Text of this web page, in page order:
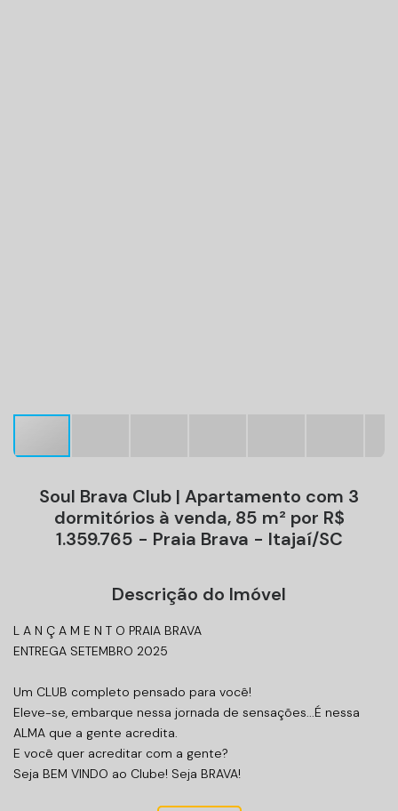
Soul Brava Club | Apartamento com 3
dormitórios à venda, 85 m² por R$
1.359.765 - Praia Brava - Itajaí/SC
Descrição do Imóvel
L A N Ç A M E N T O PRAIA BRAVA
ENTREGA SETEMBRO 2025
Um CLUB completo pensado para você!
Eleve-se, embarque nessa jornada de sensações...É nessa
ALMA que a gente acredita.
E você quer acreditar com a gente?
Seja BEM VINDO ao Clube! Seja BRAVA!